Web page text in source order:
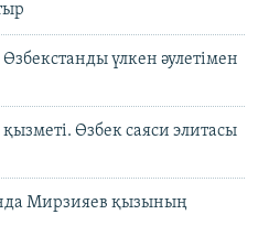
үлкен әулетімен
Өзбек саяси элитасы
Мирзияев қызының